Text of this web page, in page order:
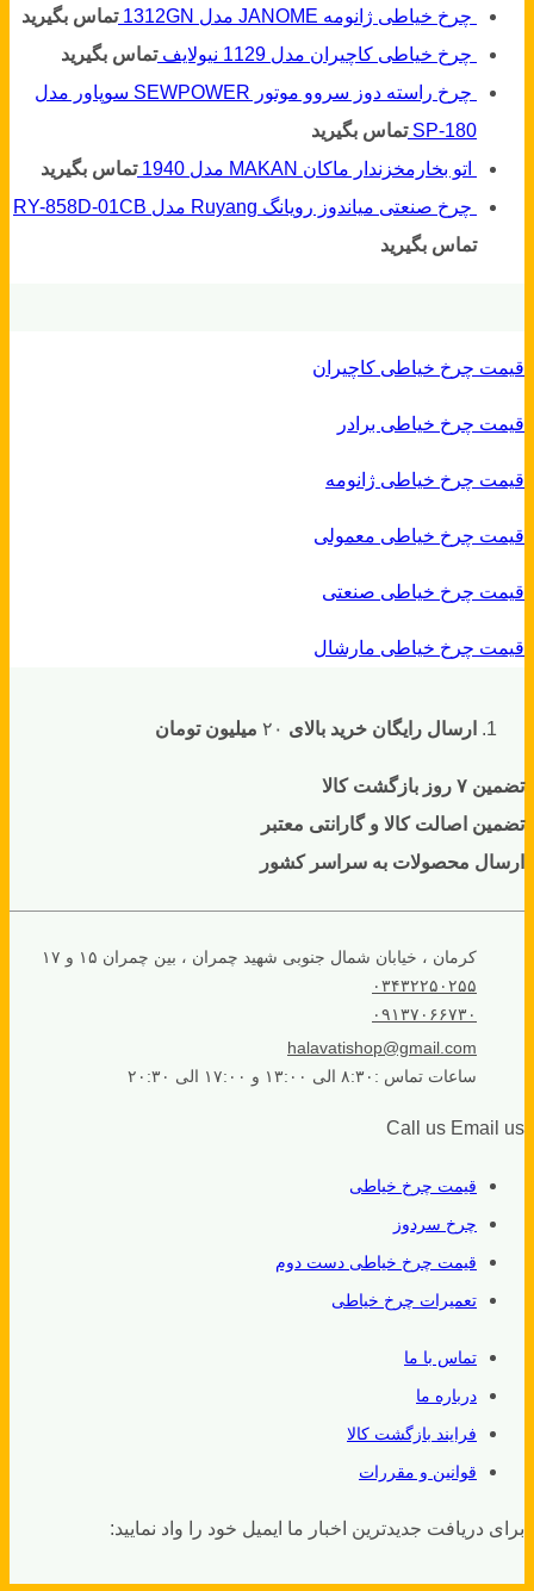
چرخ خیاطی ژانومه JANOME مدل 1312GN
تماس بگیرید
چرخ خیاطی کاچیران مدل 1129 نیولایف
تماس بگیرید
چرخ راسته دوز سروو موتور SEWPOWER سوپاور مدل
SP-180 تماس بگیرید
اتو بخارمخزندار ماکان MAKAN مدل 1940
تماس بگیرید
چرخ صنعتی میاندوز رویانگ Ruyang مدل RY-858D-01CB
تماس بگیرید
قیمت چرخ خیاطی کاچیران
قیمت چرخ خیاطی برادر
قیمت چرخ خیاطی ژانومه
قیمت چرخ خیاطی معمولی
قیمت چرخ خیاطی صنعتی
قیمت چرخ خیاطی مارشال
ارسال رایگان خرید بالای میلیون تومان
تضمین ۷ روز بازگشت کالا
تضمین اصالت کالا و گارانتی معتبر
ارسال محصولات به سراسر کشور
کرمان ، خیابان شمال جنوبی شهید چمران ، بین چمران ۱۵ و ۱۷
۰۳۴۳۲۲۵۰۲۵۵
۰۹۱۳۷۰۶۶۷۳۰
halavatishop@gmail.com
ساعات تماس :۸:۳۰ الی ۱۳:۰۰ و ۱۷:۰۰ الی ۲۰:۳۰
Call us Email us
قیمت چرخ خیاطی
چرخ سردوز
قیمت چرخ خیاطی دست دوم
تعمیرات چرخ خیاطی
تماس با ما
درباره ما
فرایند بازگشت کالا
قوانین و مقررات
برای دریافت جدیدترین اخبار ما ایمیل خود را واد نمایید: